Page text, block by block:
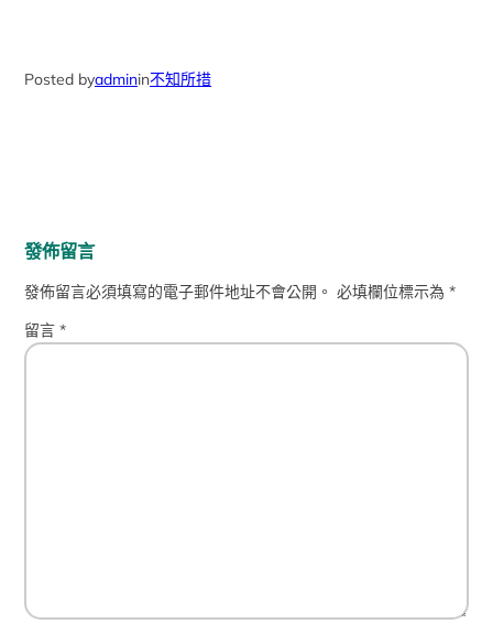
Posted byadminin不知所措
發佈留言
發佈留言必須填寫的電子郵件地址不會公開。 必填欄位標示為*
留言*